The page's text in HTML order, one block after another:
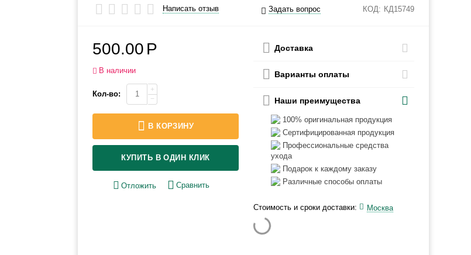
Написать отзыв Задать вопрос КОД: КД15749
500.00 Р
В наличии
Кол-во:
+
−
В КОРЗИНУ
КУПИТЬ В ОДИН КЛИК
Отложить Сравнить
Доставка
Варианты оплаты
Наши преимущества
100% оригинальная продукция
Сертифицированная продукция
Профессиональные средства
ухода
Подарок к каждому заказу
Различные способы оплаты
Стоимость и сроки доставки: Москва